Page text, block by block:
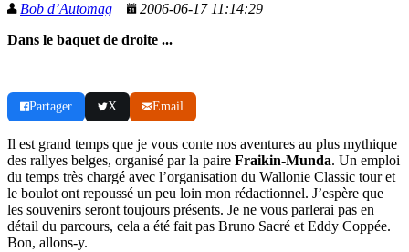
Bob d’Automag
2006-06-17 11:14:29
Dans le baquet de droite ...
Partager X Email
Il est grand temps que je vous conte nos aventures au plus mythique
des rallyes belges, organisé par la paire Fraikin-Munda. Un emploi
du temps très chargé avec l’organisation du Wallonie Classic tour et
le boulot ont repoussé un peu loin mon rédactionnel. J’espère que
les souvenirs seront toujours présents. Je ne vous parlerai pas en
détail du parcours, cela a été fait pas Bruno Sacré et Eddy Coppée.
Bon, allons-y.